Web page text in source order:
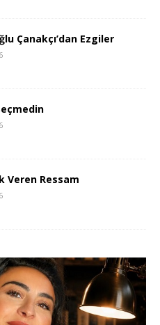
Çanakçı’dan Ezgiler
Veren Ressam